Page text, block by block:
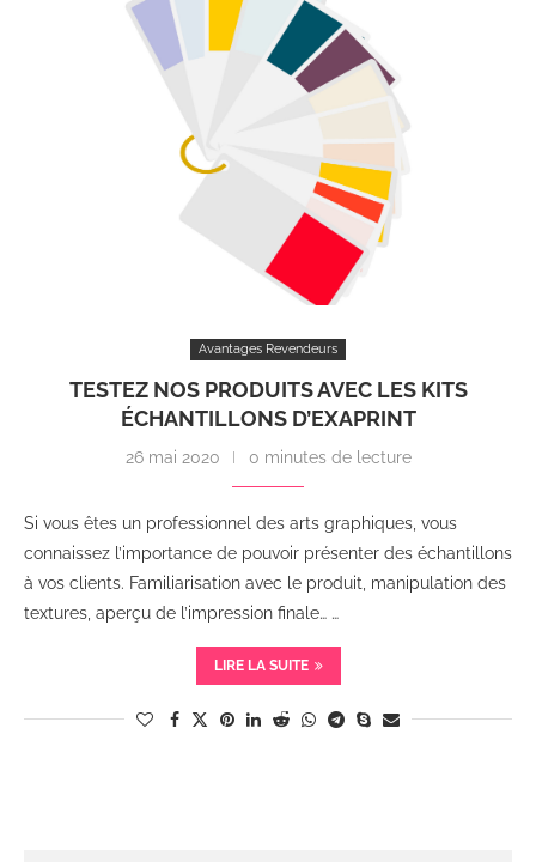
Avantages Revendeurs
TESTEZ NOS PRODUITS AVEC LES KITS
ÉCHANTILLONS D’EXAPRINT
26 mai 2020 0 minutes de lecture
Si vous êtes un professionnel des arts graphiques, vous
connaissez l’importance de pouvoir présenter des échantillons
à vos clients. Familiarisation avec le produit, manipulation des
textures, aperçu de l’impression finale… …
LIRE LA SUITE